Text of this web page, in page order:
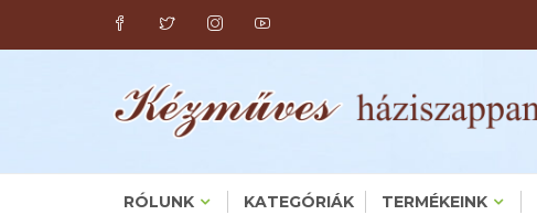
RÓLUNK KATEGÓRIÁK TERMÉKEINK